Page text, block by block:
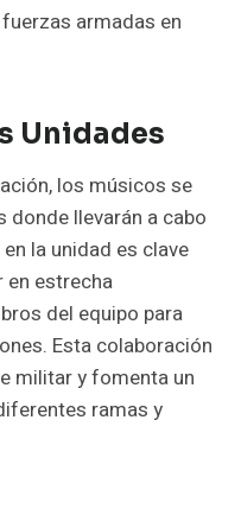
armadas en
Unidades
los músicos se
donde llevarán a cabo
la unidad es clave
en estrecha
del equipo para
Esta colaboración
militar y fomenta un
ramas y